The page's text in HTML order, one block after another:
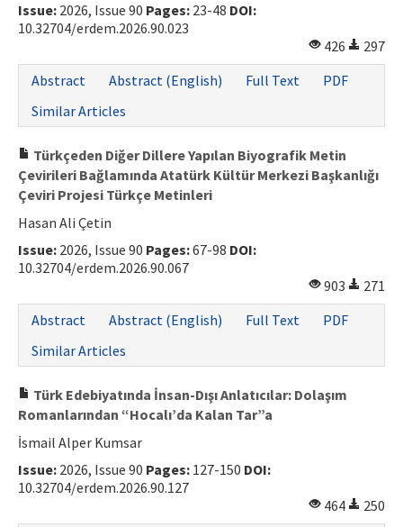
Issue: 2026, Issue 90 Pages: 23-48 DOI:
10.32704/erdem.2026.90.023
426
297
Abstract
Abstract (English) Full Text
PDF
Similar Articles
Türkçeden Diğer Dillere Yapılan Biyografik Metin
Çevirileri Bağlamında Atatürk Kültür Merkezi Başkanlığı
Çeviri Projesi Türkçe Metinleri
Hasan Ali Çetin
Issue: 2026, Issue 90 Pages:67-98 DOI:
10.32704/erdem.2026.90.067
903
271
Abstract
Abstract (English) Full Text
PDF
Similar Articles
Türk Edebiyatında İnsan-Dışı Anlatıcılar: Dolaşım
Romanlarından “Hocalı’da Kalan Tar”a
İsmail Alper Kumsar
Issue: 2026, Issue 90 Pages: 127-150 DOI:
10.32704/erdem.2026.90.127
464
250